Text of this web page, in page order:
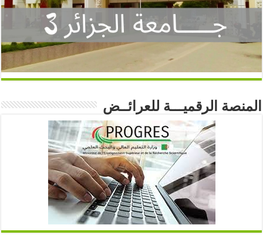
المنصة الرقميـــة للعرائــض